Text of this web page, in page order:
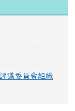
議委員會組織